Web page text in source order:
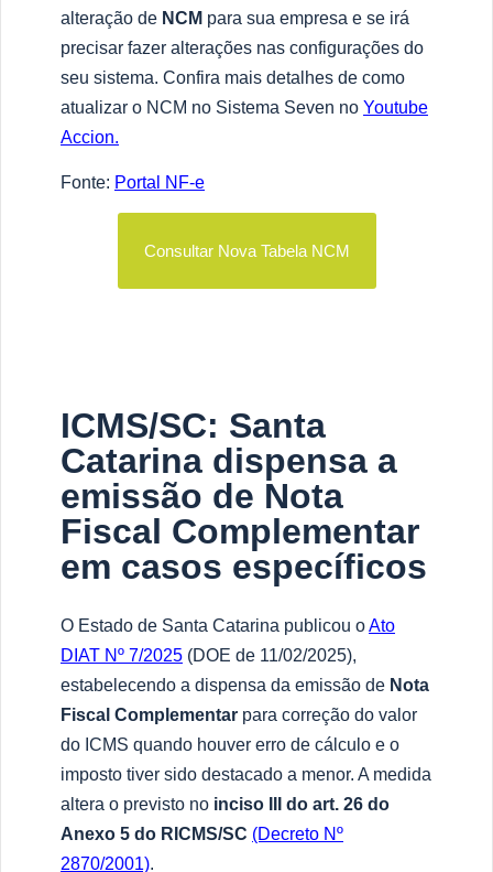
alteração de NCM para sua empresa e se irá
precisar fazer alterações nas configurações do
seu sistema. Confira mais detalhes de como
atualizar o NCM no Sistema Seven no Youtube
Accion.
Fonte: Portal NF-e
Consultar Nova Tabela NCM
ICMS/SC: Santa
Catarina dispensa a
emissão de Nota
Fiscal Complementar
em casos específicos
O Estado de Santa Catarina publicou oAto
DIAT Nº 7/2025 (DOE de 11/02/2025),
estabelecendo a dispensa da emissão de Nota
Fiscal Complementar para correção do valor
do ICMS quando houver erro de cálculo e o
imposto tiver sido destacado a menor. A medida
altera o previsto no inciso III do art. 26 do
Anexo 5 do RICMS/SC (Decreto Nº
2870/2001).